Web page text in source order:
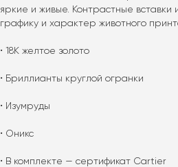
яркие и живые. Контрастные вставки
графику и характер животного
• 18K желтое золото
• Бриллианты круглой огранки
• Изумруды
• Оникс
• В комплекте — сертификат Cartier